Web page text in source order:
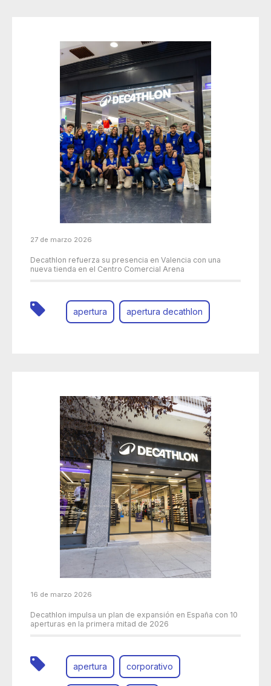
27 de marzo 2026
Decathlon refuerza su presencia en Valencia con una
nueva tienda en el Centro Comercial Arena
apertura apertura decathlon
16 de marzo 2026
Decathlon impulsa un plan de expansión en España con 10
aperturas en la primera mitad de 2026
apertura corporativo